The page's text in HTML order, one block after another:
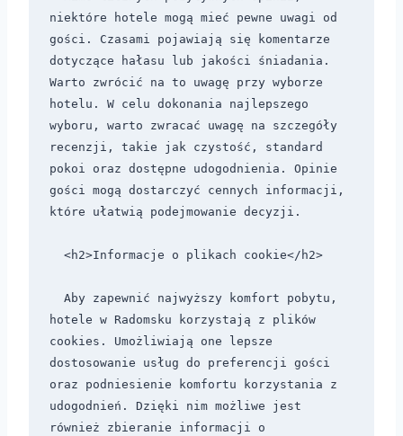
niektóre hotele mogą mieć pewne uwagi od
gości. Czasami pojawiają się komentarze
dotyczące hałasu lub jakości śniadania.
Warto zwrócić na to uwagę przy wyborze
hotelu. W celu dokonania najlepszego
wyboru, warto zwracać uwagę na szczegóły
recenzji, takie jak czystość, standard
pokoi oraz dostępne udogodnienia. Opinie
gości mogą dostarczyć cennych informacji,
które ułatwią podejmowanie decyzji.
hotele w Radomsku korzystają z plików
cookies. Umożliwiają one lepsze
dostosowanie usług do preferencji gości
oraz podniesienie komfortu korzystania z
udogodnień. Dzięki nim możliwe jest
również zbieranie informacji o